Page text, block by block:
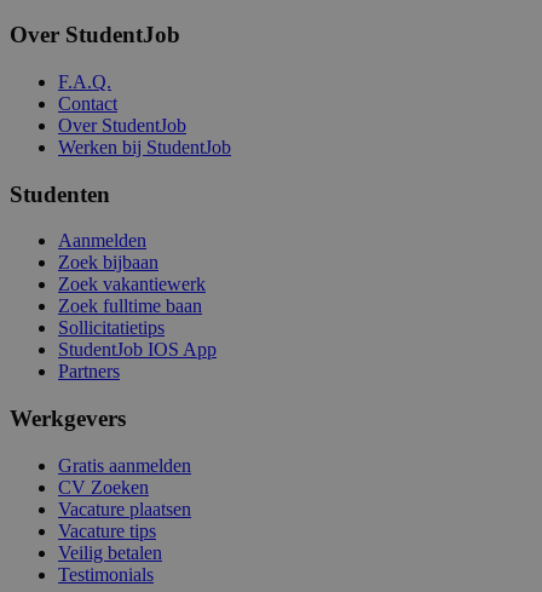
Over StudentJob
F.A.Q.
Contact
Over StudentJob
Werken bij StudentJob
Studenten
Aanmelden
Zoek bijbaan
Zoek vakantiewerk
Zoek fulltime baan
Sollicitatietips
StudentJob IOS App
Partners
Werkgevers
Gratis aanmelden
CV Zoeken
Vacature plaatsen
Vacature tips
Veilig betalen
Testimonials